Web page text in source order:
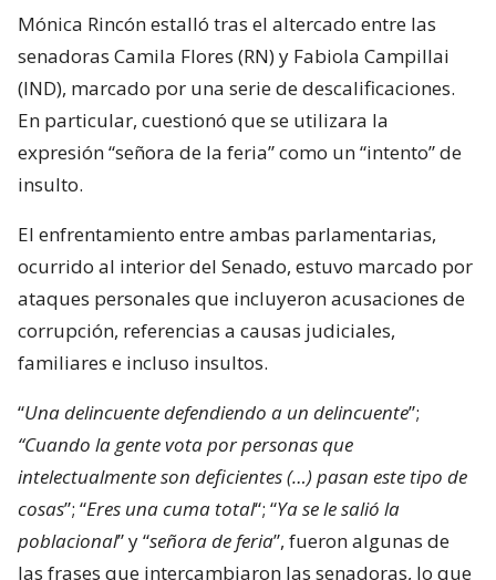
Mónica Rincón estalló tras el altercado entre las
senadoras Camila Flores (RN) y Fabiola Campillai
(IND), marcado por una serie de descalificaciones.
En particular, cuestionó que se utilizara la
expresión “señora de la feria” como un “intento” de
insulto.
El enfrentamiento entre ambas parlamentarias,
ocurrido al interior del Senado, estuvo marcado por
ataques personales que incluyeron acusaciones de
corrupción, referencias a causas judiciales,
familiares e incluso insultos.
“Una delincuente defendiendo a un delincuente”;
“Cuando la gente vota por personas que
intelectualmente son deficientes (…) pasan este tipo de
cosas”; “Eres una cuma total“; “Ya se le salió la
poblacional” y “señora de feria”, fueron algunas de
las frases que intercambiaron las senadoras, lo que